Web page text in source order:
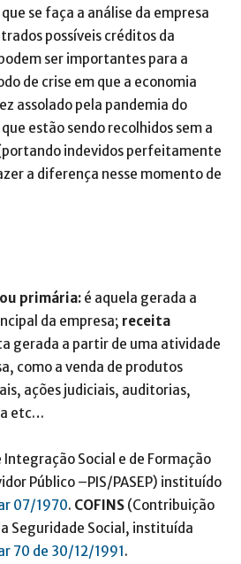
se faça a análise da empresa
possíveis créditos da
ser importantes para a
de crise em que a economia
assolado pela pandemia do
estão sendo recolhidos sem a
indevidos perfeitamente
a diferença nesse momento de
primária: é aquela gerada a
da empresa; receita
gerada a partir de uma atividade
como a venda de produtos
ações judiciais, auditorias,
etc…
Integração Social e de Formação
Público –PIS/PASEP) instituído
07/1970. COFINS (Contribuição
Seguridade Social, instituída
70 de 30/12/1991 .